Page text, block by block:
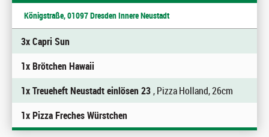
Königstraße, 01097 Dresden Innere Neustadt
3x Capri Sun
1x Brötchen Hawaii
1x Treueheft Neustadt einlösen 23, Pizza Holland, 26cm
1x Pizza Freches Würstchen